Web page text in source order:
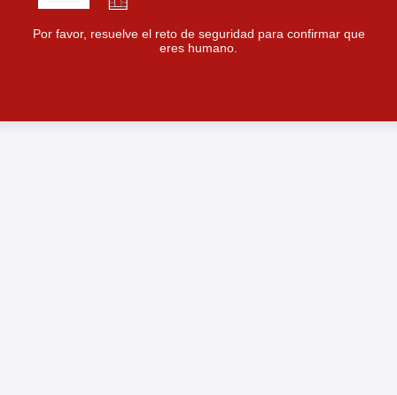
Por favor, resuelve el reto de seguridad para confirmar que
eres humano.